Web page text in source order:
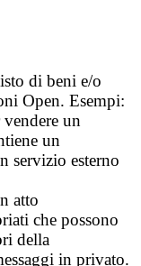
di beni e/o
Open. Esempi:
un
un
servizio esterno
atto
che possono
della
in privato.